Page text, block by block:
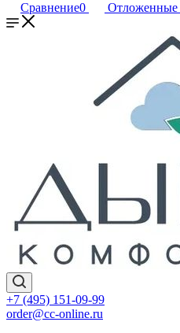
Сравнение0 Отложенные
+7 (495) 151-09-99
order@cc-online.ru